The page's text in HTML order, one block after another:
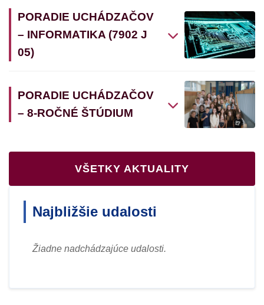
PORADIE UCHÁDZAČOV
– INFORMATIKA (7902 J
05)
PORADIE UCHÁDZAČOV
– 8-ROČNÉ ŠTÚDIUM
VŠETKY AKTUALITY
Najbližšie udalosti
Žiadne nadchádzajúce udalosti.